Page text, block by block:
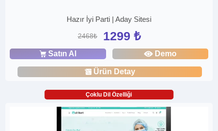
Hazır İyi Parti | Aday Sitesi
2468₺ 1299 ₺
Satın Al Demo
Ürün Detay
Çoklu Dil Özelliği